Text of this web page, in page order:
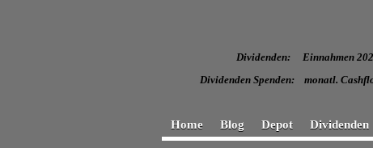
Dividenden: Einnahmen
Dividenden Spenden:
Home Blog Depot Dividenden